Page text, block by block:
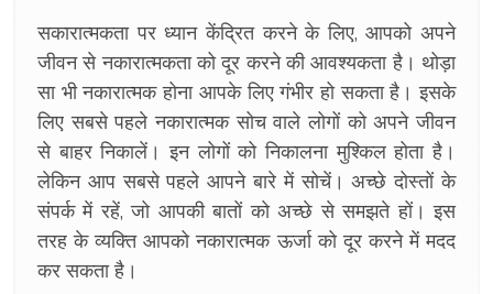
सकारात्मकता पर ध्यान केंद्रित करने के लिए, आपको अपने
जीवन से नकारात्मकता को दूर करने की आवश्यकता है। थोड़ा
सा भी नकारात्मक होना आपके लिए गंभीर हो सकता है। इसके
लिए सबसे पहले नकारात्मक सोच वाले लोगों को अपने जीवन
से बाहर निकालें। इन लोगों को निकालना मुश्किल होता है।
लेकिन आप सबसे पहले आपने बारे में सोचें। अच्छे दोस्तों के
संपर्क में रहें, जो आपकी बातों को अच्छे से समझते हों। इस
तरह के व्यक्ति आपको नकारात्मक ऊर्जा को दूर करने में मदद
कर सकता है।